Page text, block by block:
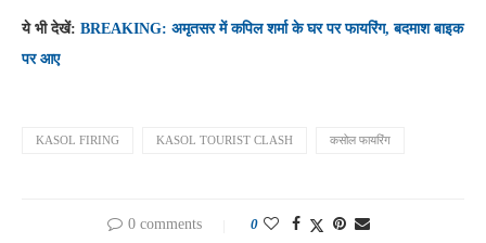
ये भी देखें: BREAKING: अमृतसर में कपिल शर्मा के घर पर फायरिंग, बदमाश बाइक
पर आए
KASOL FIRING KASOL TOURIST CLASH कसोल फायरिंग
0 comments 0